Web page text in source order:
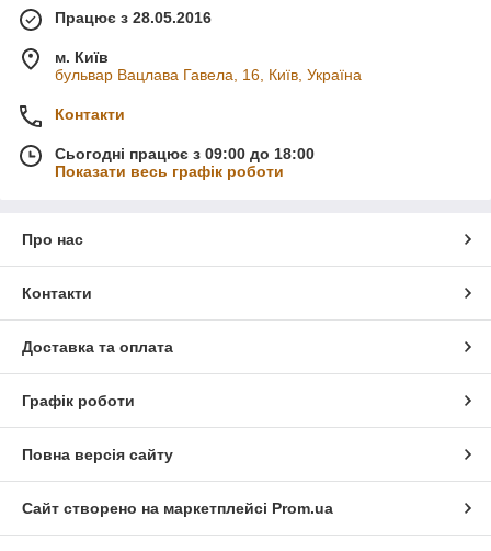
Працює з 28.05.2016
м. Київ
бульвар Вацлава Гавела, 16, Київ, Україна
Контакти
Сьогодні працює з 09:00 до 18:00
Показати весь графік роботи
Про нас
Контакти
Доставка та оплата
Графік роботи
Повна версія сайту
Сайт створено на маркетплейсі Prom.ua